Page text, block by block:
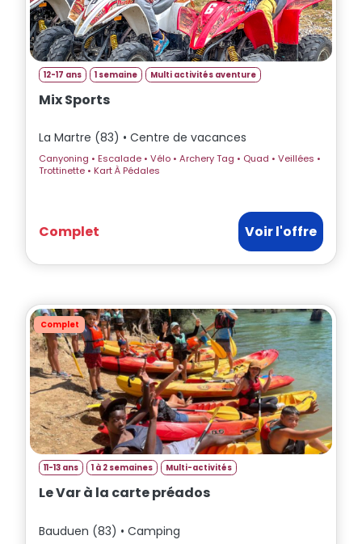
12-17 ans 1 semaine Multi activités aventure
Mix Sports
La Martre (83) • Centre de vacances
Canyoning • Escalade • Vélo • Archery Tag • Quad • Veillées •
Trottinette • Kart À Pédales
Complet Voir l'offre
Complet
11-13 ans 1 à 2 semaines Multi-activités
Le Var à la carte préados
Bauduen (83) • Camping